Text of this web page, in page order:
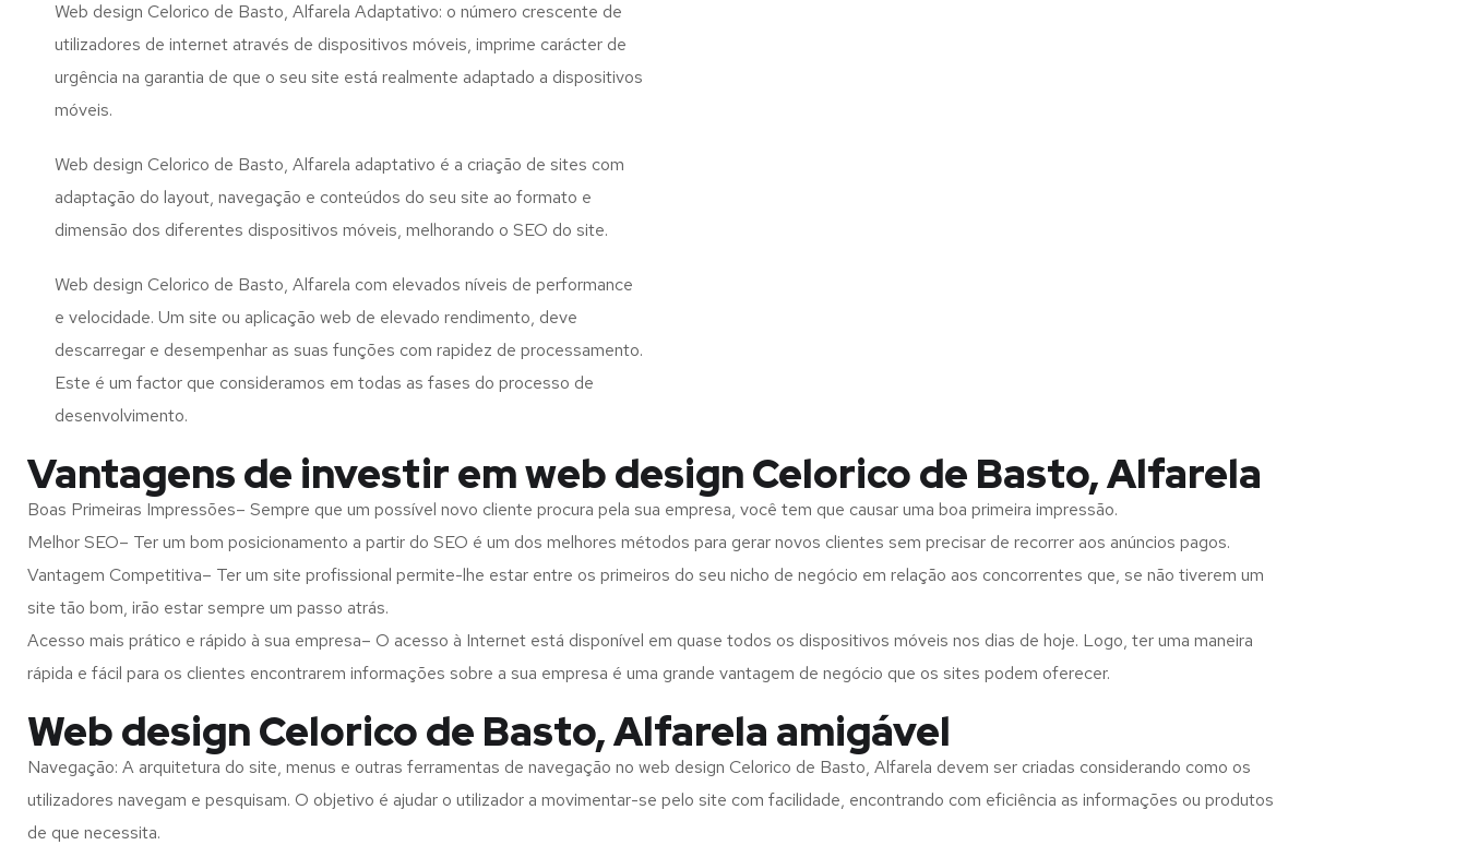
Web design Celorico de Basto, Alfarela Adaptativo: o número crescente de
utilizadores de internet através de dispositivos móveis, imprime carácter de
urgência na garantia de que o seu site está realmente adaptado a dispositivos
móveis.
Web design Celorico de Basto, Alfarela adaptativo é a criação de sites com
adaptação do layout, navegação e conteúdos do seu site ao formato e
dimensão dos diferentes dispositivos móveis, melhorando o SEO do site.
Web design Celorico de Basto, Alfarela com elevados níveis de performance
e velocidade. Um site ou aplicação web de elevado rendimento, deve
descarregar e desempenhar as suas funções com rapidez de processamento.
Este é um factor que consideramos em todas as fases do processo de
desenvolvimento.
Vantagens de investir em web design Celorico de Basto, Alfarela
Boas Primeiras Impressões– Sempre que um possível novo cliente procura pela sua empresa, você tem que causar uma boa primeira impressão.
Melhor SEO– Ter um bom posicionamento a partir do SEO é um dos melhores métodos para gerar novos clientes sem precisar de recorrer aos anúncios pagos.
Vantagem Competitiva– Ter um site profissional permite-lhe estar entre os primeiros do seu nicho de negócio em relação aos concorrentes que, se não tiverem um
site tão bom, irão estar sempre um passo atrás.
Acesso mais prático e rápido à sua empresa– O acesso à Internet está disponível em quase todos os dispositivos móveis nos dias de hoje. Logo, ter uma maneira
rápida e fácil para os clientes encontrarem informações sobre a sua empresa é uma grande vantagem de negócio que os sites podem oferecer.
Web design Celorico de Basto, Alfarela amigável
Navegação: A arquitetura do site, menus e outras ferramentas de navegação no web design Celorico de Basto, Alfarela devem ser criadas considerando como os
utilizadores navegam e pesquisam. O objetivo é ajudar o utilizador a movimentar-se pelo site com facilidade, encontrando com eficiência as informações ou produtos
de que necessita.